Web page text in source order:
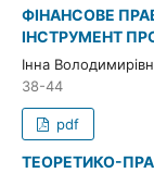
ФІНАНСОВЕ
ІНСТРУМЕНТ
Інна
38-44
pdf
ТЕОРЕТИКО-